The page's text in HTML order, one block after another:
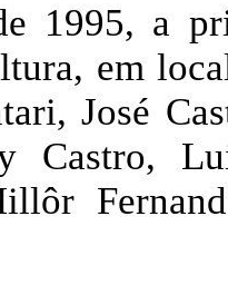
1995, a
em
José
Castro,